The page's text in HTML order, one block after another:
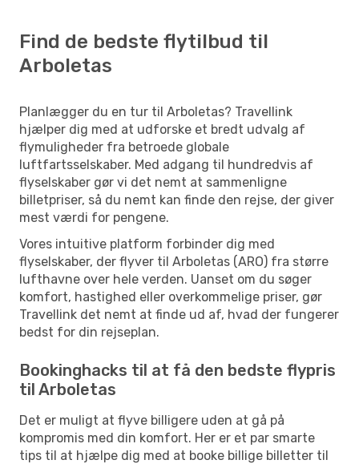
Find de bedste flytilbud til
Arboletas
Planlægger du en tur til Arboletas? Travellink
hjælper dig med at udforske et bredt udvalg af
flymuligheder fra betroede globale
luftfartsselskaber. Med adgang til hundredvis af
flyselskaber gør vi det nemt at sammenligne
billetpriser, så du nemt kan finde den rejse, der giver
mest værdi for pengene.
Vores intuitive platform forbinder dig med
flyselskaber, der flyver til Arboletas (ARO) fra større
lufthavne over hele verden. Uanset om du søger
komfort, hastighed eller overkommelige priser, gør
Travellink det nemt at finde ud af, hvad der fungerer
bedst for din rejseplan.
Bookinghacks til at få den bedste flypris
til Arboletas
Det er muligt at flyve billigere uden at gå på
kompromis med din komfort. Her er et par smarte
tips til at hjælpe dig med at booke billige billetter til